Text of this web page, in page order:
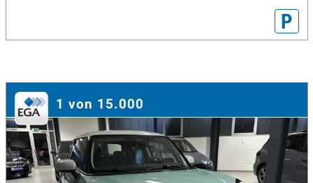
P
1 von 15.000